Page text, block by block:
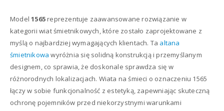
Model1565reprezentuje zaawansowane rozwiązanie w
kategorii wiat śmietnikowych, które zostało zaprojektowane z
myślą o najbardziej wymagających klientach. Ta altana
śmietnikowa wyróżnia się solidną konstrukcją i przemyślanym
designem, co sprawia, że doskonale sprawdza się w
różnorodnych lokalizacjach. Wiata na śmieci o oznaczeniu 1565
łączy w sobie funkcjonalność z estetyką, zapewniając skuteczną
ochronę pojemników przed niekorzystnymi warunkami